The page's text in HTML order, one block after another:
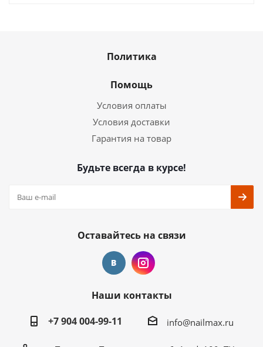
Политика
Помощь
Условия оплаты
Условия доставки
Гарантия на товар
Будьте всегда в курсе!
Оставайтесь на связи
Наши контакты
+7 904 004-99-11
info@nailmax.ru